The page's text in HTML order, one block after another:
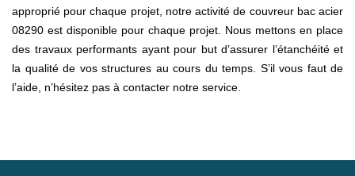
approprié pour chaque projet, notre activité de couvreur bac acier
08290 est disponible pour chaque projet. Nous mettons en place
des travaux performants ayant pour but d’assurer l’étanchéité et
la qualité de vos structures au cours du temps. S’il vous faut de
l’aide, n’hésitez pas à contacter notre service.